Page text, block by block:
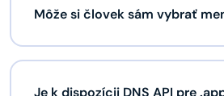
Môže si človek sám vybrať